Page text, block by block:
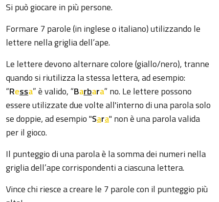
Si può giocare in più persone.
Formare 7 parole (in inglese o italiano) utilizzando le
lettere nella griglia dell’ape.
Le lettere devono alternare colore (giallo/nero), tranne
quando si riutilizza la stessa lettera, ad esempio:
“Ressa” è valido, “Barbara” no. Le lettere possono
essere utilizzate due volte all'interno di una parola solo
se doppie, ad esempio "Sara" non è una parola valida
per il gioco.
Il punteggio di una parola è la somma dei numeri nella
griglia dell’ape corrispondenti a ciascuna lettera.
Vince chi riesce a creare le 7 parole con il punteggio più